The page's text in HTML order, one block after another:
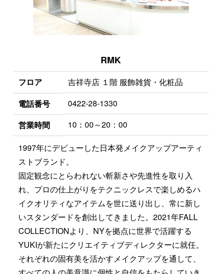
RMK
1997年にデビューした日本発メイクアップアーティ
ストブランド。
固定観念にとらわれない斬新さや先進性を取り入
れ、プロの仕上がりをテクニックレスで楽しめるハ
イクオリティなアイテムを世に送り出し、常に新し
いスタンダードを創出してきました。2021年FALL
COLLECTIONより、NYを拠点に世界で活躍する
YUKIが新たにクリエイティブディレクターに就任。
それぞれの固有美を活かすメイクアップを通して、
フロア
吉祥寺店 １階 服飾雑貨・化粧品
電話番号
0422-28-1330
営業時間
10：00～20：00